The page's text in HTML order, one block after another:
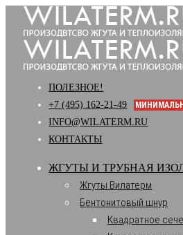
ПОЛЕЗНОЕ!
+7 (495) 162-21-49
INFO@WILATERM.RU
КОНТАКТЫ
ЖГУТЫ И ТРУБНАЯ
Жгуты Вилатерм
Бентонитовый шнур
Квадратное